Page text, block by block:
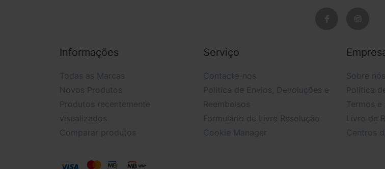
Informações
Todas as Marcas
Novos Produtos
Produtos recentemente
visualizados
Comparar produtos
Serviço
Contacte-nos
Politica de Envios, Devoluções e
Reembolsos
Formulário de Livre Resolução
Cookie Manager
Sobre nós
Política
Termos
Livro de
Centros